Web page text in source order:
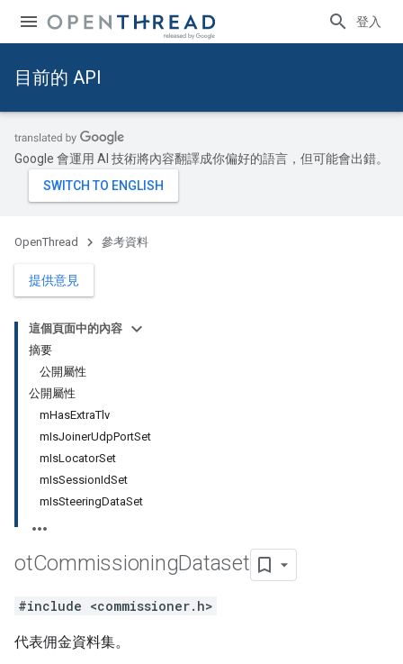
登入
目前的 API
Google 會運用 AI 技術將內容翻譯成你偏好的語言，但可能會出錯。
OpenThread 參考資料
提供意見
這個頁面中的內容
摘要
公開屬性
公開屬性
mHasExtraTlv
mIsJoinerUdpPortSet
mIsLocatorSet
mIsSessionIdSet
mIsSteeringDataSet
otCommissioningDataset
#include <commissioner.h>
代表佣金資料集。